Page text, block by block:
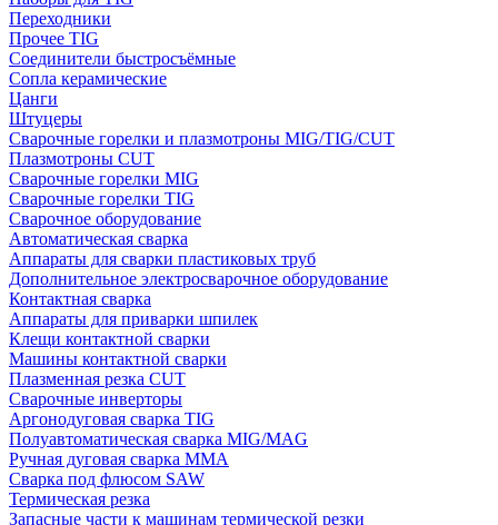
Переходники
Прочее TIG
Соединители быстросъёмные
Сопла керамические
Цанги
Штуцеры
Сварочные горелки и плазмотроны MIG/TIG/CUT
Плазмотроны CUT
Сварочные горелки MIG
Сварочные горелки TIG
Сварочное оборудование
Автоматическая сварка
Аппараты для сварки пластиковых труб
Дополнительное электросварочное оборудование
Контактная сварка
Аппараты для приварки шпилек
Клещи контактной сварки
Машины контактной сварки
Плазменная резка CUT
Сварочные инверторы
Аргонодуговая сварка TIG
Полуавтоматическая сварка MIG/MAG
Ручная дуговая сварка MMA
Сварка под флюсом SAW
Термическая резка
Запасные части к машинам термической резки